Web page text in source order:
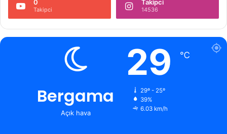
0
Takipci
Takipci
14536
Bergama
Açık hava
29 ℃
29º - 25º
39%
6.03 km/h